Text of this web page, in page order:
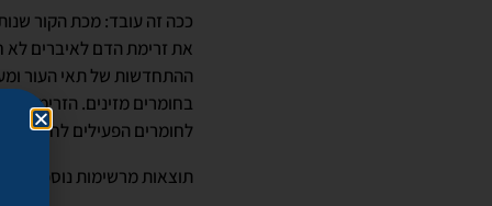
ככה זה עובד: מכת הקור
את זרימת הדם לאיברים לא
ההתחדשות של תאי העור
בחומרים מזינים. הזרימה
לחומרים הפעילים לחדור
תוצאות מרשימות נוספת של